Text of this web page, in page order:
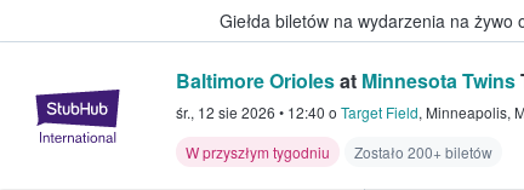
Giełda biletów na wydarzenia na żywo
StubHub — miejsce, w
Baltimore Oriolesat Minnesota Twins
śr., 12 sie 2026 • 12:40 o Target Field, Minneapolis,
W przyszłym tygodniu
Zostało 200+ biletów